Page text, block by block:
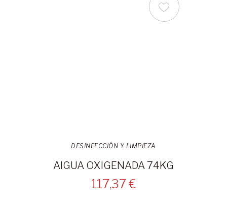
DESINFECCIÓN Y LIMPIEZA
AIGUA OXIGENADA 74KG
117,37 €